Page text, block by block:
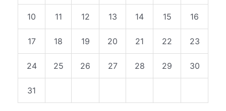
10 11 12 13 14 15 16
17 18 19 20 21 22 23
24 25 26 27 28 29 30
31